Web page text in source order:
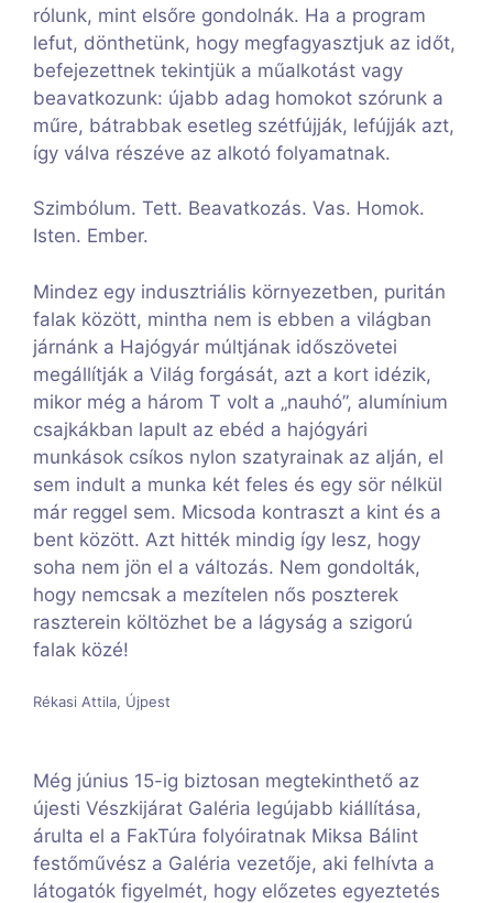
rólunk, mint elsőre gondolnák. Ha a program
lefut, dönthetünk, hogy megfagyasztjuk az időt,
befejezettnek tekintjük a műalkotást vagy
beavatkozunk: újabb adag homokot szórunk a
műre, bátrabbak esetleg szétfújják, lefújják azt,
így válva részéve az alkotó folyamatnak.
Szimbólum. Tett. Beavatkozás. Vas. Homok.
Isten. Ember.
Mindez egy indusztriális környezetben, puritán
falak között, mintha nem is ebben a világban
járnánk a Hajógyár múltjának időszövetei
megállítják a Világ forgását, azt a kort idézik,
mikor még a három T volt a „nauhó”, alumínium
csajkákban lapult az ebéd a hajógyári
munkások csíkos nylon szatyrainak az alján, el
sem indult a munka két feles és egy sör nélkül
már reggel sem. Micsoda kontraszt a kint és a
bent között. Azt hitték mindig így lesz, hogy
soha nem jön el a változás. Nem gondolták,
hogy nemcsak a mezítelen nős poszterek
raszterein költözhet be a lágyság a szigorú
falak közé!
Rékasi Attila, Újpest
Még június 15-ig biztosan megtekinthető az
újesti Vészkijárat Galéria legújabb kiállítása,
árulta el a FakTúra folyóiratnak Miksa Bálint
festőművész a Galéria vezetője, aki felhívta a
látogatók figyelmét, hogy előzetes egyeztetés